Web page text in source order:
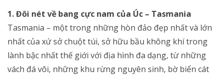
1. Đôi nét về bang cực nam của Úc – Tasmania
Tasmania – một trong những hòn đảo đẹp nhất và lớn
nhất của xứ sở chuột túi, sở hữu bầu không khí trong
lành bậc nhất thế giới với địa hình đa dạng, từ những
vách đá vôi, những khu rừng nguyên sinh, bờ biển cát